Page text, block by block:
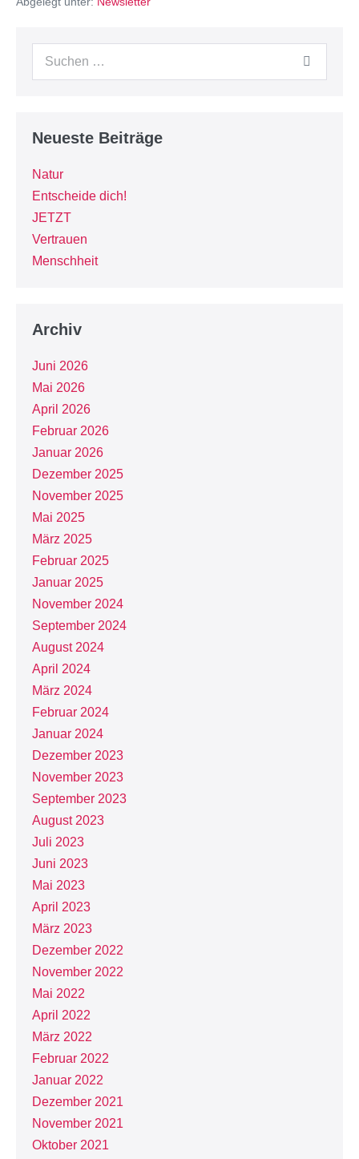
Neueste Beiträge
Natur
Entscheide dich!
JETZT
Vertrauen
Menschheit
Archiv
Juni 2026
Mai 2026
April 2026
Februar 2026
Januar 2026
Dezember 2025
November 2025
Mai 2025
März 2025
Februar 2025
Januar 2025
November 2024
September 2024
August 2024
April 2024
März 2024
Februar 2024
Januar 2024
Dezember 2023
November 2023
September 2023
August 2023
Juli 2023
Juni 2023
Mai 2023
April 2023
März 2023
Dezember 2022
November 2022
Mai 2022
April 2022
März 2022
Februar 2022
Januar 2022
Dezember 2021
November 2021
Oktober 2021